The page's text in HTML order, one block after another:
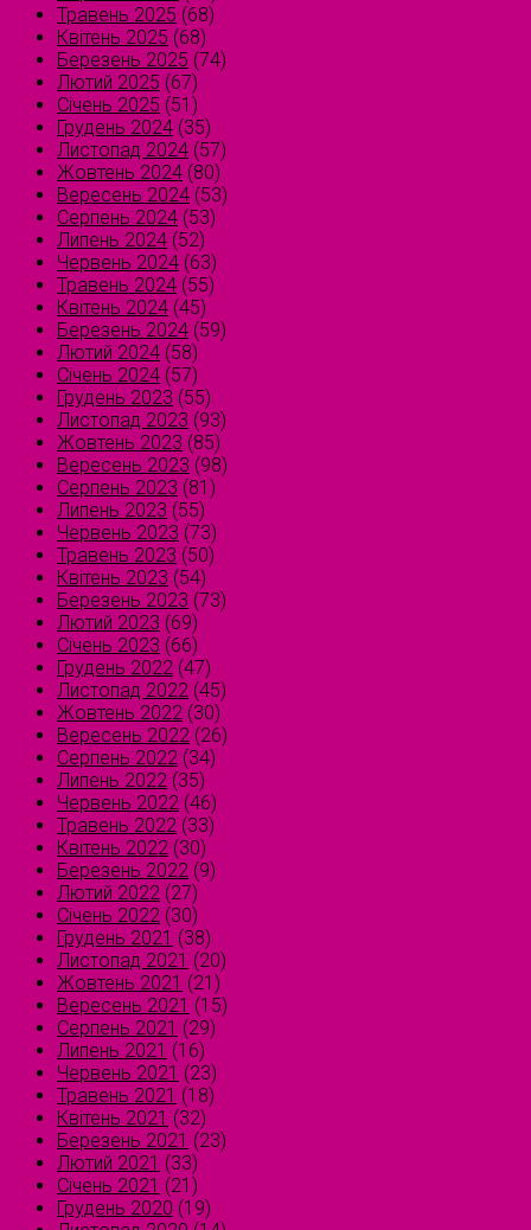
Травень 2025 (68)
Квітень 2025 (68)
Березень 2025 (74)
Лютий 2025 (67)
Січень 2025 (51)
Грудень 2024 (35)
Листопад 2024 (57)
Жовтень 2024 (80)
Вересень 2024 (53)
Серпень 2024 (53)
Липень 2024 (52)
Червень 2024 (63)
Травень 2024 (55)
Квітень 2024 (45)
Березень 2024 (59)
Лютий 2024 (58)
Січень 2024 (57)
Грудень 2023 (55)
Листопад 2023 (93)
Жовтень 2023 (85)
Вересень 2023 (98)
Серпень 2023 (81)
Липень 2023 (55)
Червень 2023 (73)
Травень 2023 (50)
Квітень 2023 (54)
Березень 2023 (73)
Лютий 2023 (69)
Січень 2023 (66)
Грудень 2022 (47)
Листопад 2022 (45)
Жовтень 2022 (30)
Вересень 2022 (26)
Серпень 2022 (34)
Липень 2022 (35)
Червень 2022 (46)
Травень 2022 (33)
Квітень 2022 (30)
Березень 2022 (9)
Лютий 2022 (27)
Січень 2022 (30)
Грудень 2021 (38)
Листопад 2021 (20)
Жовтень 2021 (21)
Вересень 2021 (15)
Серпень 2021 (29)
Липень 2021 (16)
Червень 2021 (23)
Травень 2021 (18)
Квітень 2021 (32)
Березень 2021 (23)
Лютий 2021 (33)
Січень 2021 (21)
Грудень 2020 (19)